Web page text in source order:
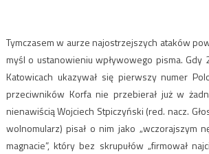
Tymczasem w aurze najostrzejszych ataków
myśl o ustanowieniu wpływowego pisma.
Katowicach ukazywał się pierwszy numer
przeciwników Korfa nie przebierał już w
nienawiścią Wojciech Stpiczyński (red. nacz.
wolnomularz) pisał o nim jako „wczorajszym
magnacie”, który bez skrupułów „firmował